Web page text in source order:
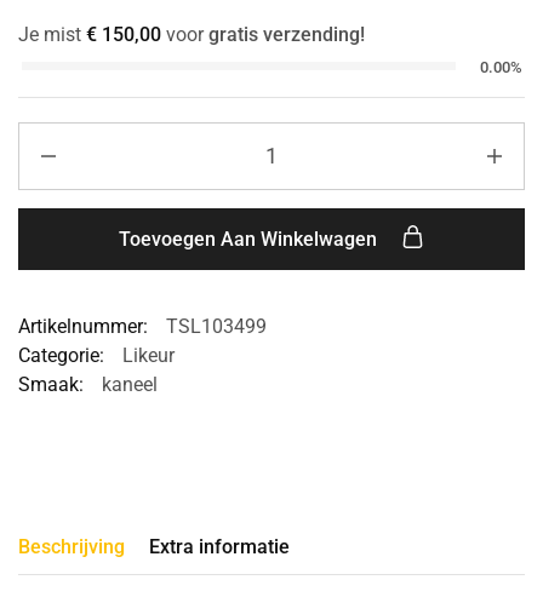
Je mist € 150,00 voorgratis verzending!
0.00%
Toevoegen Aan Winkelwagen
Artikelnummer:
TSL103499
Categorie:
Likeur
Smaak:
kaneel
Beschrijving Extra informatie